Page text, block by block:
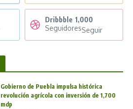
Dribbble 1,000
SeguidoresSeguir
Gobierno de Puebla impulsa histórica
revolución agrícola con inversión de 1,700
mdp